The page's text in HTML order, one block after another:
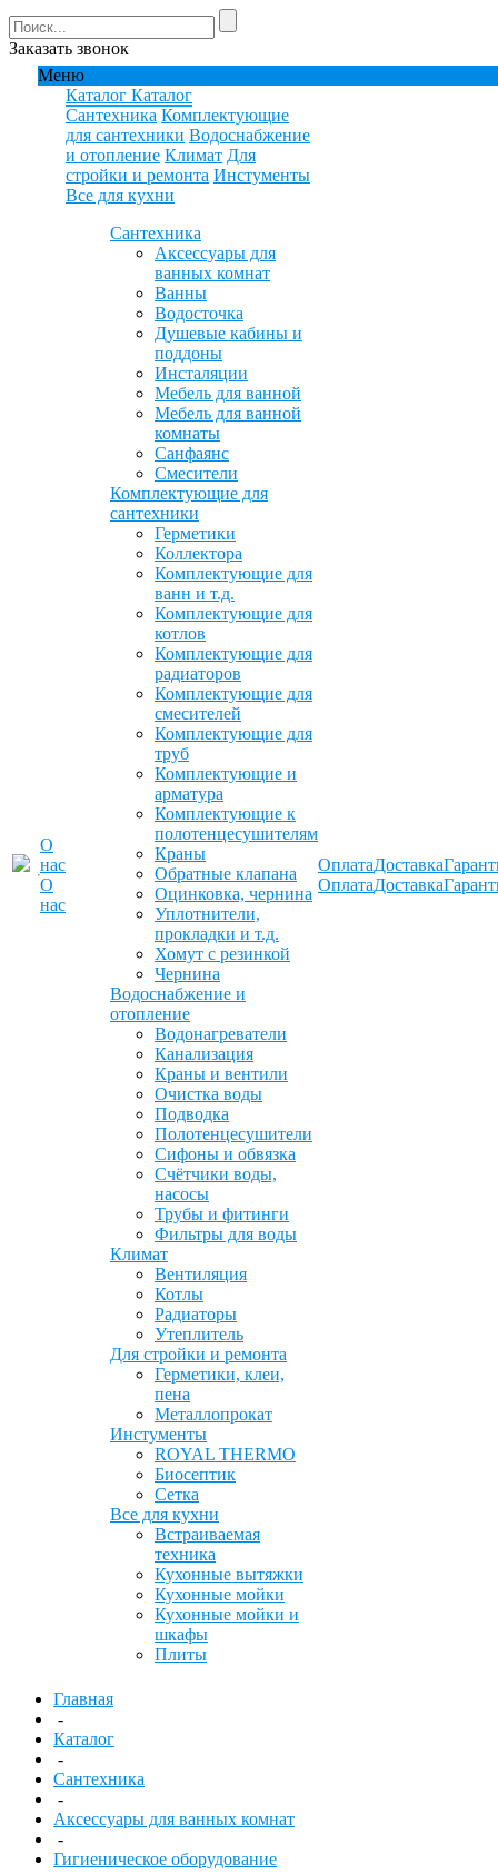
Заказать звонок
Меню
О
нас
О
нас
Каталог Каталог
Сантехника Комплектующие
для сантехники Водоснабжение
и отопление Климат Для
стройки и ремонта Инстументы
Все для кухни
Сантехника
Аксессуары для
ванных комнат
Ванны
Водосточка
Душевые кабины и
поддоны
Инсталяции
Мебель для ванной
Мебель для ванной
комнаты
Санфаянс
Смесители
Комплектующие для
сантехники
Герметики
Коллектора
Комплектующие для
ванн и т.д.
Комплектующие для
котлов
Комплектующие для
радиаторов
Комплектующие для
смесителей
Комплектующие для
труб
Комплектующие и
арматура
Комплектующие к
полотенцесушителям
Краны
Обратные клапана
Оцинковка, чернина
Уплотнители,
прокладки и т.д.
Хомут с резинкой
Чернина
Водоснабжение и
отопление
Водонагреватели
Канализация
Краны и вентили
Очистка воды
Подводка
Полотенцесушители
Сифоны и обвязка
Счётчики воды,
насосы
Трубы и фитинги
Фильтры для воды
Климат
Вентиляция
Котлы
Радиаторы
Утеплитель
Для стройки и ремонта
Герметики, клеи,
пена
Металлопрокат
Инстументы
ROYAL THERMO
Биосептик
Сетка
Все для кухни
Встраиваемая
техника
Кухонные вытяжки
Кухонные мойки
Кухонные мойки и
шкафы
Плиты
Оплата
Оплата
Доставка
Доставка
Главная
-
Каталог
-
Сантехника
-
Аксессуары для ванных комнат
-
Гигиеническое оборудование